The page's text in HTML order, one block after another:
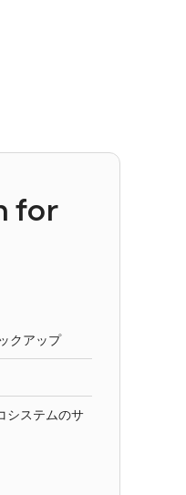
for
クアップ
システムのサ